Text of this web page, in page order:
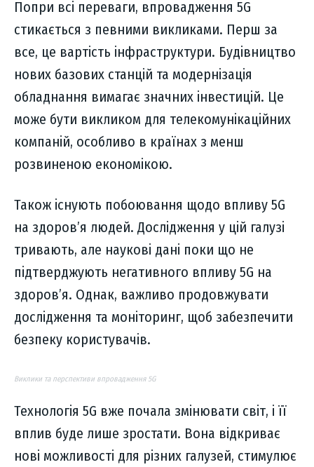
Попри всі переваги, впровадження 5G
стикається з певними викликами. Перш за
все, це вартість інфраструктури. Будівництво
нових базових станцій та модернізація
обладнання вимагає значних інвестицій. Це
може бути викликом для телекомунікаційних
компаній, особливо в країнах з менш
розвиненою економікою.
Також існують побоювання щодо впливу 5G
на здоров’я людей. Дослідження у цій галузі
тривають, але наукові дані поки що не
підтверджують негативного впливу 5G на
здоров’я. Однак, важливо продовжувати
дослідження та моніторинг, щоб забезпечити
безпеку користувачів.
Виклики та перспективи впровадження 5G
Технологія 5G вже почала змінювати світ, і її
вплив буде лише зростати. Вона відкриває
нові можливості для різних галузей, стимулює